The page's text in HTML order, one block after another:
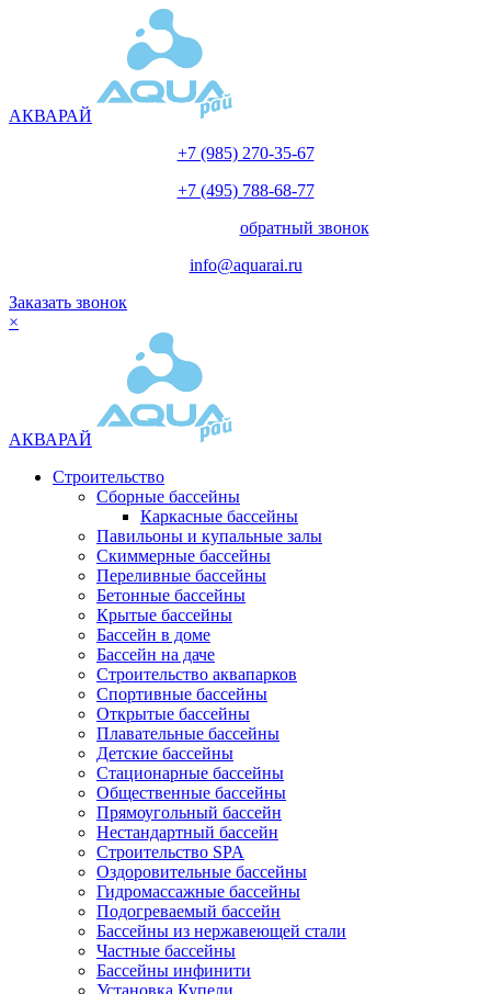
АКВАРАЙ
+7 (985) 270-35-67
+7 (495) 788-68-77
обратный звонок
info@aquarai.ru
Заказать звонок
×
АКВАРАЙ
Строительство
Сборные бассейны
Каркасные бассейны
Павильоны и купальные залы
Скиммерные бассейны
Переливные бассейны
Бетонные бассейны
Крытые бассейны
Бассейн в доме
Бассейн на даче
Строительство аквапарков
Спортивные бассейны
Открытые бассейны
Плавательные бассейны
Детские бассейны
Стационарные бассейны
Общественные бассейны
Прямоугольный бассейн
Нестандартный бассейн
Строительство SPA
Оздоровительные бассейны
Гидромассажные бассейны
Подогреваемый бассейн
Бассейны из нержавеющей стали
Частные бассейны
Бассейны инфинити
Установка Купели